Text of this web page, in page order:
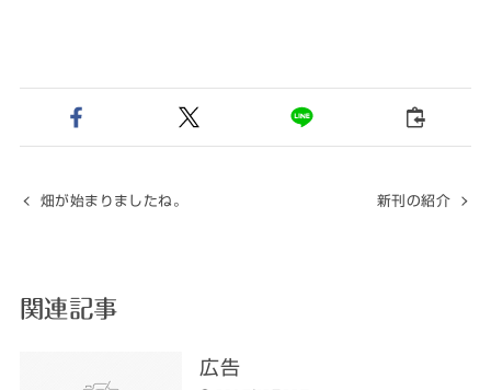
畑が始まりましたね。 新刊の紹介
関連記事
広告